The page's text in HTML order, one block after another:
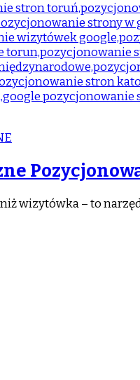
wizytówka – to